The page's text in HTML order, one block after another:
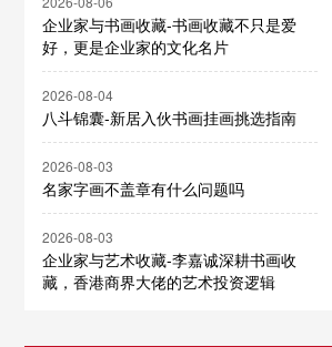
企业家与书画收藏-书画收藏不只是爱
好，更是企业家的文化名片
2026-08-04
八斗锦囊-新居入伙书画挂画挑选指南
2026-08-03
名家字画不盖章有什么问题吗
2026-08-03
企业家与艺术收藏-李嘉诚深耕书画收
藏，香港商界大佬的艺术投资逻辑